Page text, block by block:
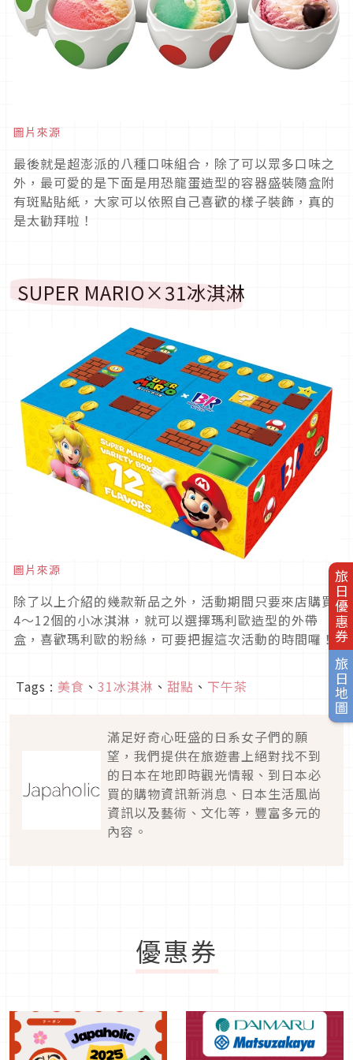
旅日優惠券
旅日地圖
圖片來源
最後就是超澎派的八種口味組合，除了可以眾多口味之
外，最可愛的是下面是用恐龍蛋造型的容器盛裝隨盒附
有斑點貼紙，大家可以依照自己喜歡的樣子裝飾，真的
是太勸拜啦！
SUPER MARIO×31冰淇淋
圖片來源
除了以上介紹的幾款新品之外，活動期間只要來店購買
4～12個的小冰淇淋，就可以選擇瑪利歐造型的外帶
盒，喜歡瑪利歐的粉絲，可要把握這次活動的時間囉！
Tags : 美食 、 31冰淇淋 、 甜點 、 下午茶
滿足好奇心旺盛的日系女子們的願
望，我們提供在旅遊書上絕對找不到
的日本在地即時觀光情報、到日本必
買的購物資訊新消息、日本生活風尚
資訊以及藝術、文化等，豐富多元的
內容。
優惠券